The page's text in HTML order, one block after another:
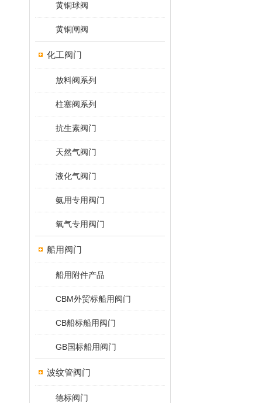
黄铜球阀
黄铜闸阀
化工阀门
放料阀系列
柱塞阀系列
抗生素阀门
天然气阀门
液化气阀门
氨用专用阀门
氧气专用阀门
船用阀门
船用附件产品
CBM外贸标船用阀门
CB船标船用阀门
GB国标船用阀门
波纹管阀门
德标阀门